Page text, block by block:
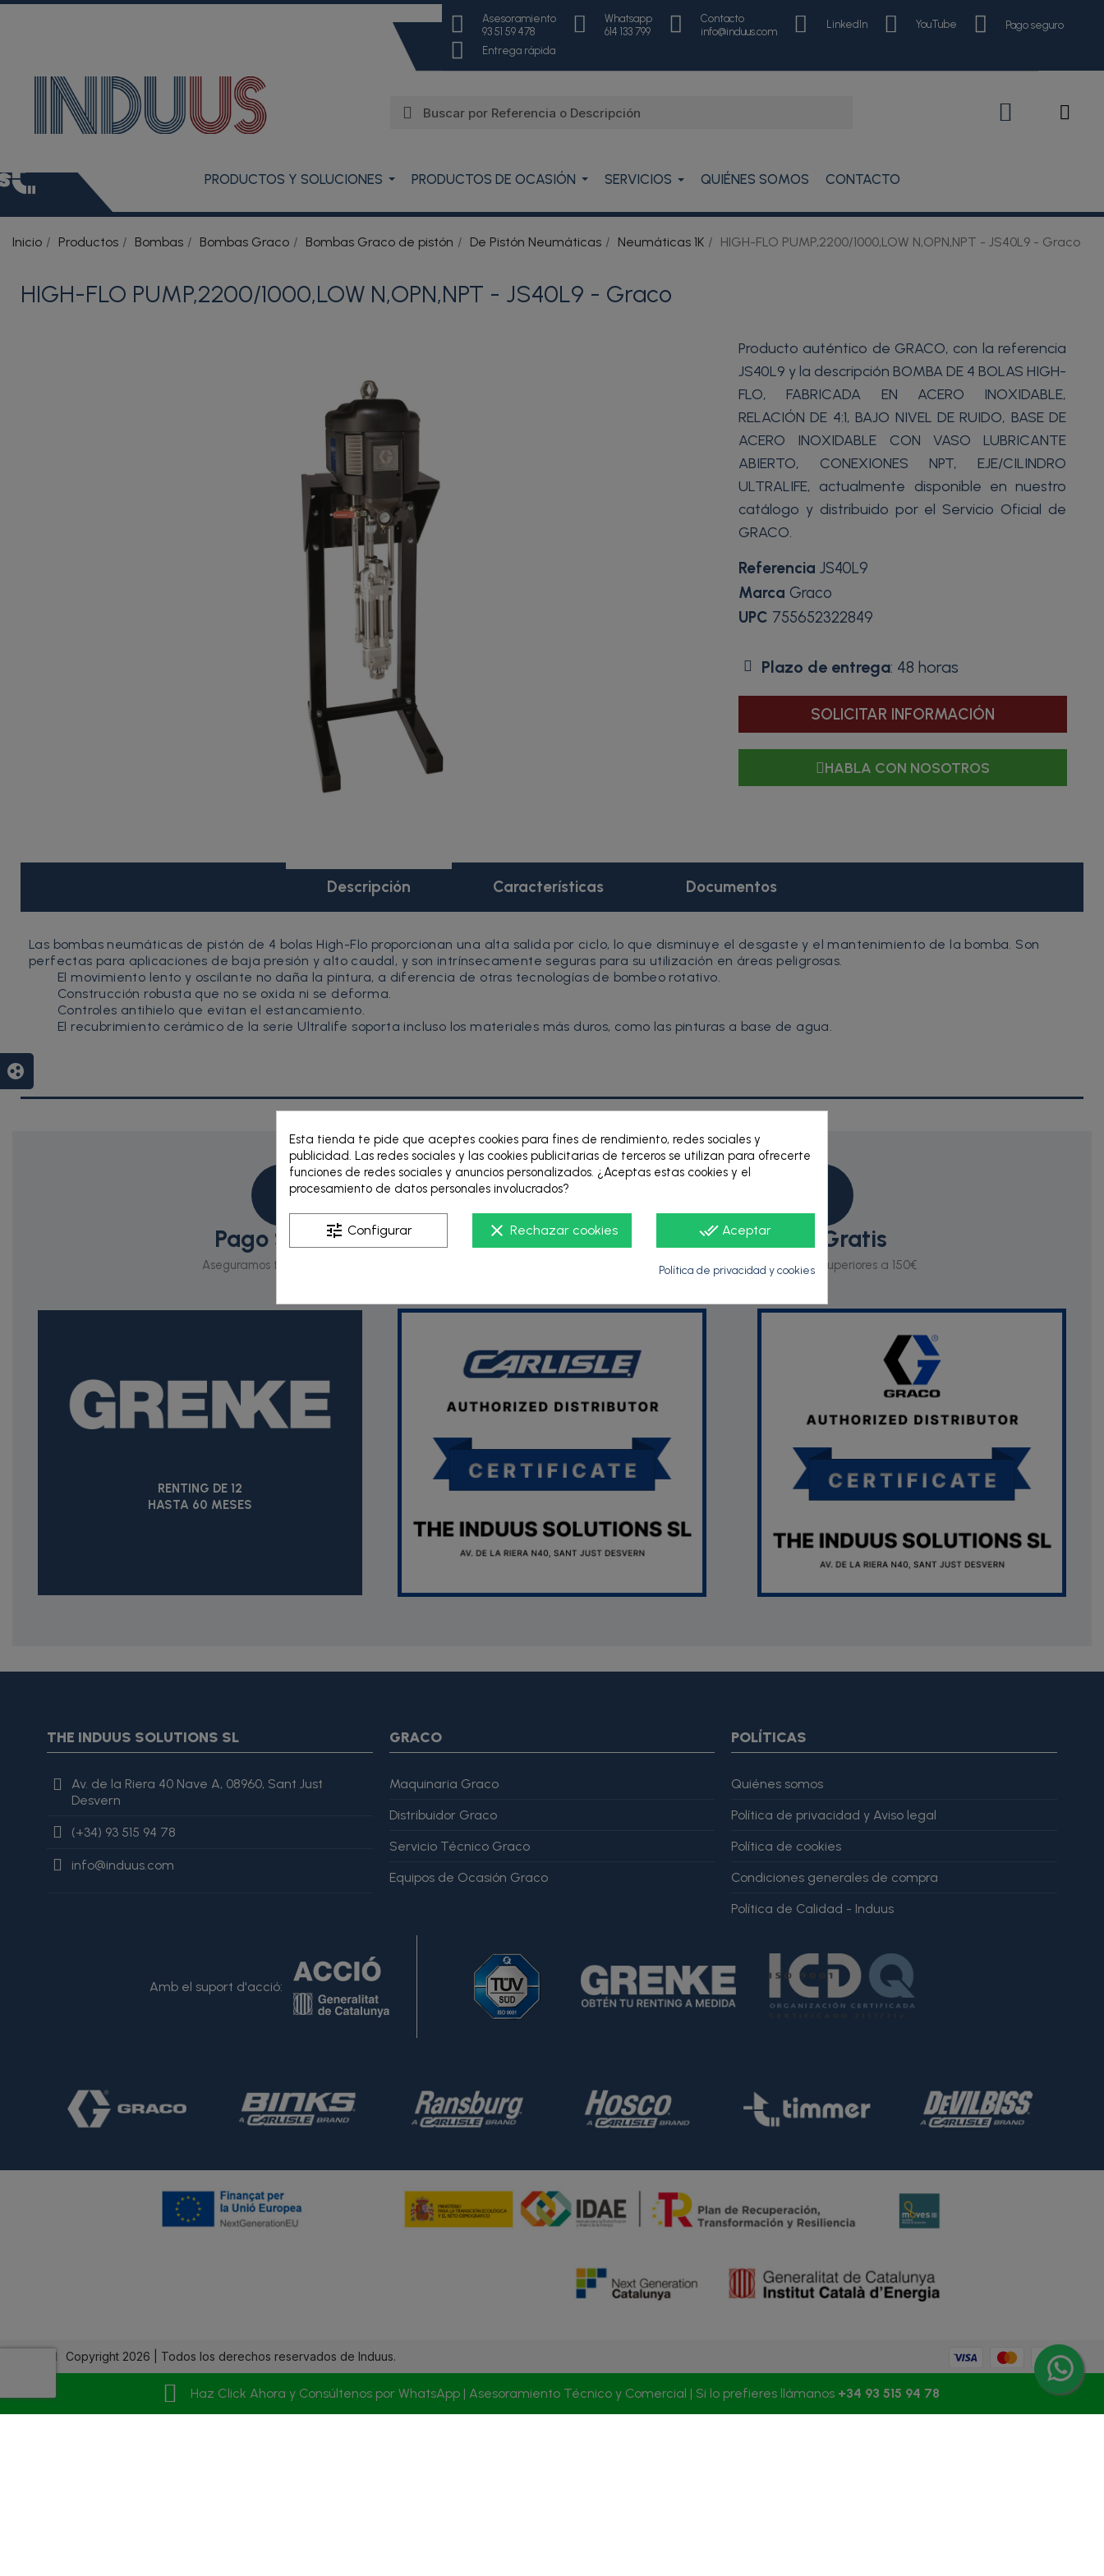
Asesoramiento
93 51 59 478
Whatsapp
614 133 799
Contacto
info@induus.com
LinkedIn YouTube Pago seguro
Entrega rápida
PRODUCTOS Y SOLUCIONES PRODUCTOS DE OCASIÓN SERVICIOS QUIÉNES SOMOS CONTACTO
Inicio Productos Bombas Bombas Graco Bombas Graco de pistón De Pistón Neumáticas Neumáticas 1K HIGH-FLO PUMP,2200/1000,LOW N,OPN,NPT - JS40L9 - Graco
HIGH-FLO PUMP,2200/1000,LOW N,OPN,NPT - JS40L9 - Graco
Producto auténtico de GRACO, con la referencia
JS40L9 y la descripción BOMBA DE 4 BOLAS HIGH-
FLO, FABRICADA EN ACERO INOXIDABLE,
RELACIÓN DE 4:1, BAJO NIVEL DE RUIDO, BASE DE
ACERO INOXIDABLE CON VASO LUBRICANTE
ABIERTO, CONEXIONES NPT, EJE/CILINDRO
ULTRALIFE, actualmente disponible en nuestro
catálogo y distribuido por el Servicio Oficial de
GRACO.
Referencia JS40L9
Marca Graco
UPC 755652322849
Plazo de entrega: 48 horas
SOLICITAR INFORMACIÓN
HABLA CON NOSOTROS
Descripción Características Documentos
Las bombas neumáticas de pistón de 4 bolas High-Flo proporcionan una alta salida por ciclo, lo que disminuye el desgaste y el mantenimiento de la bomba. Son
perfectas para aplicaciones de baja presión y alto caudal, y son intrínsecamente seguras para su utilización en áreas peligrosas.
El movimiento lento y oscilante no daña la pintura, a diferencia de otras tecnologías de bombeo rotativo.
Construcción robusta que no se oxida ni se deforma.
Controles antihielo que evitan el estancamiento.
El recubrimiento cerámico de la serie Ultralife soporta incluso los materiales más duros, como las pinturas a base de agua.
Pago Seguro
Aseguramos tus pagos online
Envío Gratis
Para los pedidos superiores a 150€
RENTING DE 12
HASTA 60 MESES
THE INDUUS SOLUTIONS SL
Av. de la Riera 40 Nave A, 08960, Sant Just
Desvern
(+34) 93 515 94 78
info@induus.com
GRACO
Maquinaria Graco
Distribuidor Graco
Servicio Técnico Graco
Equipos de Ocasión Graco
POLÍTICAS
Quiénes somos
Política de privacidad y Aviso legal
Política de cookies
Condiciones generales de compra
Política de Calidad - Induus
Amb el suport d'acció:
Copyright 2026 | Todos los derechos reservados de Induus.
Haz Click Ahora y Consúltenos por WhatsApp | Asesoramiento Técnico y Comercial | Si lo prefieres llámanos +34 93 515 94 78
"review": { "@type": "Review", "author": { "@type": "Person", "name": "Alfonso Martínez" }, "reviewRating": { "@type": "Rating", "ratingValue": 4, "bestRating": 5 }, "reviewBody": "Este producto
es excelente, lo recomiendo totalmente." }
Esta tienda te pide que aceptes cookies para fines de rendimiento, redes sociales y
publicidad. Las redes sociales y las cookies publicitarias de terceros se utilizan para ofrecerte
funciones de redes sociales y anuncios personalizados. ¿Aceptas estas cookies y el
procesamiento de datos personales involucrados?
done_all Aceptar
clear Rechazar cookies
tune Configurar
Política de privacidad y cookies
group_work